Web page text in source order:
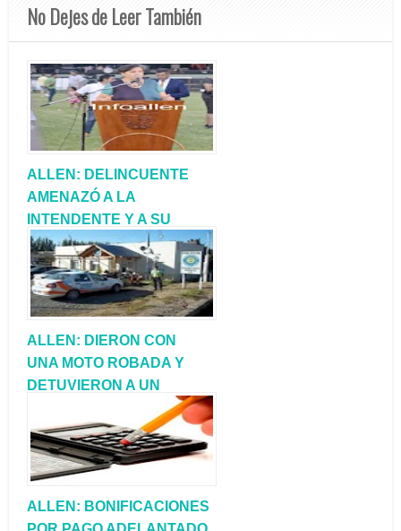
No Dejes de Leer También
ALLEN: DELINCUENTE
AMENAZÓ A LA
INTENDENTE Y A SU
ESPOSO
ALLEN: DIERON CON
UNA MOTO ROBADA Y
DETUVIERON A UN
HOMBRE CON PEDIDO
CAPTURA
ALLEN: BONIFICACIONES